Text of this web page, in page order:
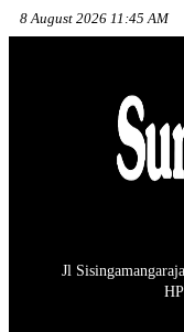
8 August 2026 11:45 AM
Jl